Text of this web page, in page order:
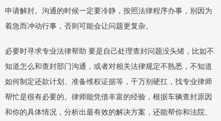
申请解封。沟通的时候一定要冷静，按照法律程序办事，别因为
着急而冲动行事，否则可能会让问题更复杂。
必要时寻求专业法律帮助 要是自己处理查封问题没头绪，比如不
知道怎么和查封部门沟通，或者对相关法律规定不熟悉，不知道
如何制定还款计划、准备维权证据等，千万别硬扛，找专业律师
帮忙是很有必要的。律师能凭借丰富的经验，根据车辆查封原因
和你的具体情况，分析出最有效的解决方案，还能帮你和法院、